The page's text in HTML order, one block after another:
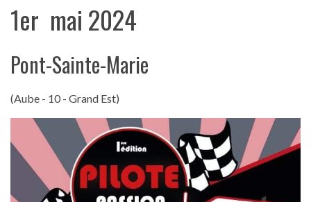
1er mai 2024
Pont-Sainte-Marie
(Aube - 10 - Grand Est)